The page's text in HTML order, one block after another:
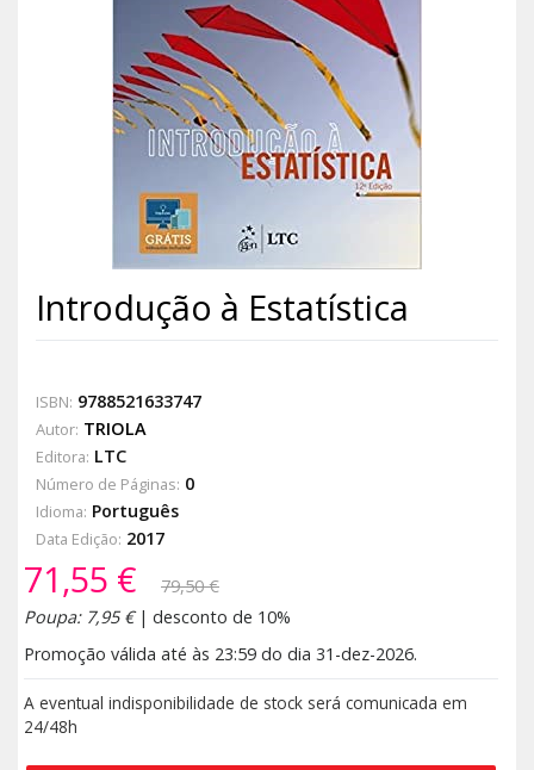
Introdução à Estatística
ISBN: 9788521633747
Autor: TRIOLA
Editora: LTC
Número de Páginas: 0
Idioma: Português
Data Edição: 2017
71,55 €
79,50 €
Poupa: 7,95 €| desconto de 10%
Promoção válida até às 23:59 do dia 31-dez-2026.
A eventual indisponibilidade de stock será comunicada em
24/48h